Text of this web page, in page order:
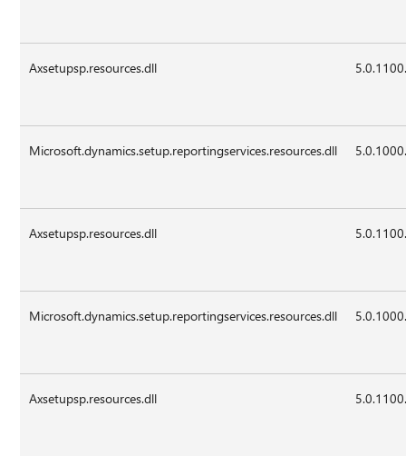
Axsetupsp.resources.dll
Microsoft.dynamics.setup.reportingservices.resources.dll
Axsetupsp.resources.dll
Microsoft.dynamics.setup.reportingservices.resources.dll
Axsetupsp.resources.dll